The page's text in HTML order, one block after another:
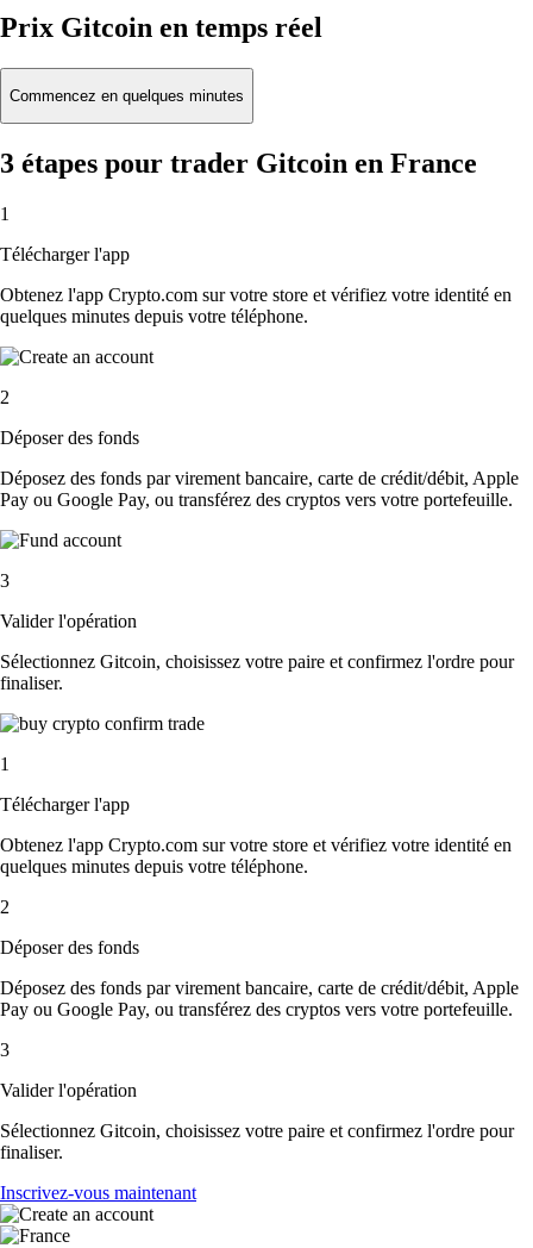
Prix Gitcoin en temps réel
Commencez en quelques minutes
3 étapes pour trader Gitcoin en France
1
Télécharger l'app
Obtenez l'app Crypto.com sur votre store et vérifiez votre identité en
quelques minutes depuis votre téléphone.
2
Déposer des fonds
Déposez des fonds par virement bancaire, carte de crédit/débit, Apple
Pay ou Google Pay, ou transférez des cryptos vers votre portefeuille.
3
Valider l'opération
Sélectionnez Gitcoin, choisissez votre paire et confirmez l'ordre pour
finaliser.
1
Télécharger l'app
Obtenez l'app Crypto.com sur votre store et vérifiez votre identité en
quelques minutes depuis votre téléphone.
2
Déposer des fonds
Déposez des fonds par virement bancaire, carte de crédit/débit, Apple
Pay ou Google Pay, ou transférez des cryptos vers votre portefeuille.
3
Valider l'opération
Sélectionnez Gitcoin, choisissez votre paire et confirmez l'ordre pour
finaliser.
Inscrivez-vous maintenant